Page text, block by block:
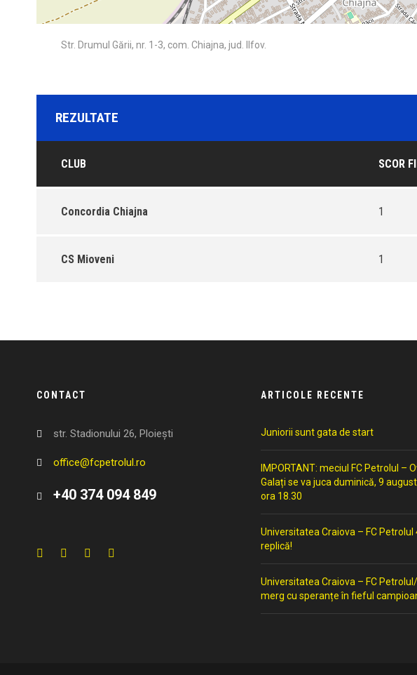
Str. Drumul Gării, nr. 1-3, com. Chiajna, jud. Ilfov.
REZULTATE
CLUB SCOR
Concordia Chiajna 1
CS Mioveni 1
CONTACT
str. Stadionului 26, Ploiești
office@fcpetrolul.ro
+40 374 094 849
ARTICOLE RECENTE
Juniorii sunt gata de start
IMPORTANT: meciul FC Petrolul –
Galați se va juca duminică, 9
ora 18.30
Universitatea Craiova – FC Petrolul
replică!
Universitatea Craiova – FC Petrolul/
merg cu speranțe în fieful